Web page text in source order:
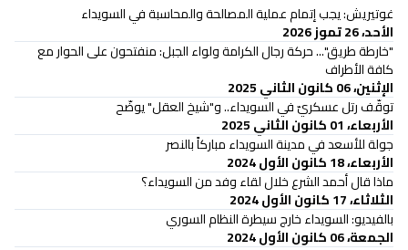
غوتيريش: يجب إتمام عملية المصالحة والمحاسبة في السويداء
الأحد، 26 تموز 2026
"خارطة طريق"... حركة رجال الكرامة ولواء الجبل: منفتحون على الحوار مع
كافة الأطراف
الإثنين، 06 كانون الثاني 2025
توقّف رتل عسكريّ في السويداء.. و"شيخ العقل" يوضّح
الأربعاء، 01 كانون الثاني 2025
جولة للأسعد في مدينة السويداء مباركاً بالنصر
الأربعاء، 18 كانون الأول 2024
ماذا قال أحمد الشرع خلال لقاء وفد من السويداء؟
الثلاثاء، 17 كانون الأول 2024
بالفيديو: السويداء خارج سيطرة النظام السوري
الجمعة، 06 كانون الأول 2024